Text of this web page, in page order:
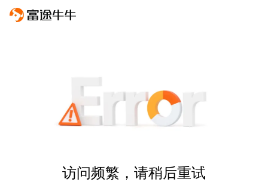
访问频繁，请稍后重试